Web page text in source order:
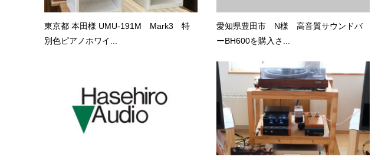
東京都 本田様 UMU-191M Mark3 特
別色ピアノホワイ...
愛知県豊田市 N様 高音質サウンドバ
ーBH600を購入さ...